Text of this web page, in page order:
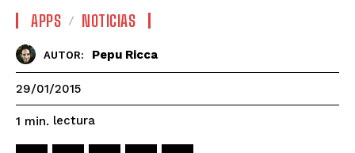
APPS NOTICIAS
AUTOR: Pepu Ricca
29/01/2015
1 min. lectura